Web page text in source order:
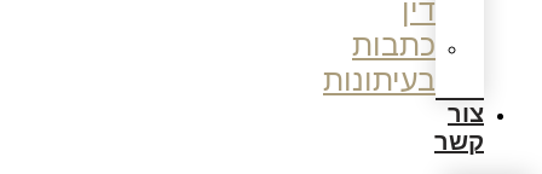
דין
כתבות
בעיתונות
צור
קשר